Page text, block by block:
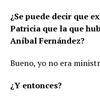
¿Se puede decir que
Patricia que la que
Aníbal Fernández?
Bueno, yo no era
¿Y entonces?